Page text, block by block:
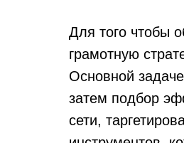
Для того чтобы
грамотную
Основной
затем подбор
сети,